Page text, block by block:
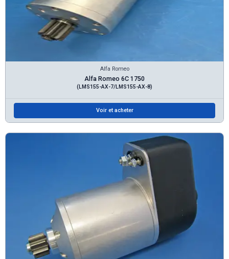
Alfa Romeo
Alfa Romeo 6C 1750
(LMS155-AX-7/LMS155-AX-8)
Voir et acheter